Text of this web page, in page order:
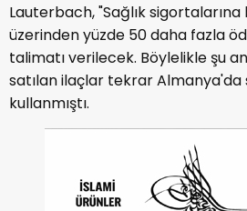
Lauterbach, "Sağlık
üzerinden yüzde 50 daha fazla
talimatı verilecek. Böylelikle şu
satılan ilaçlar tekrar Almanya'da
kullanmıştı.